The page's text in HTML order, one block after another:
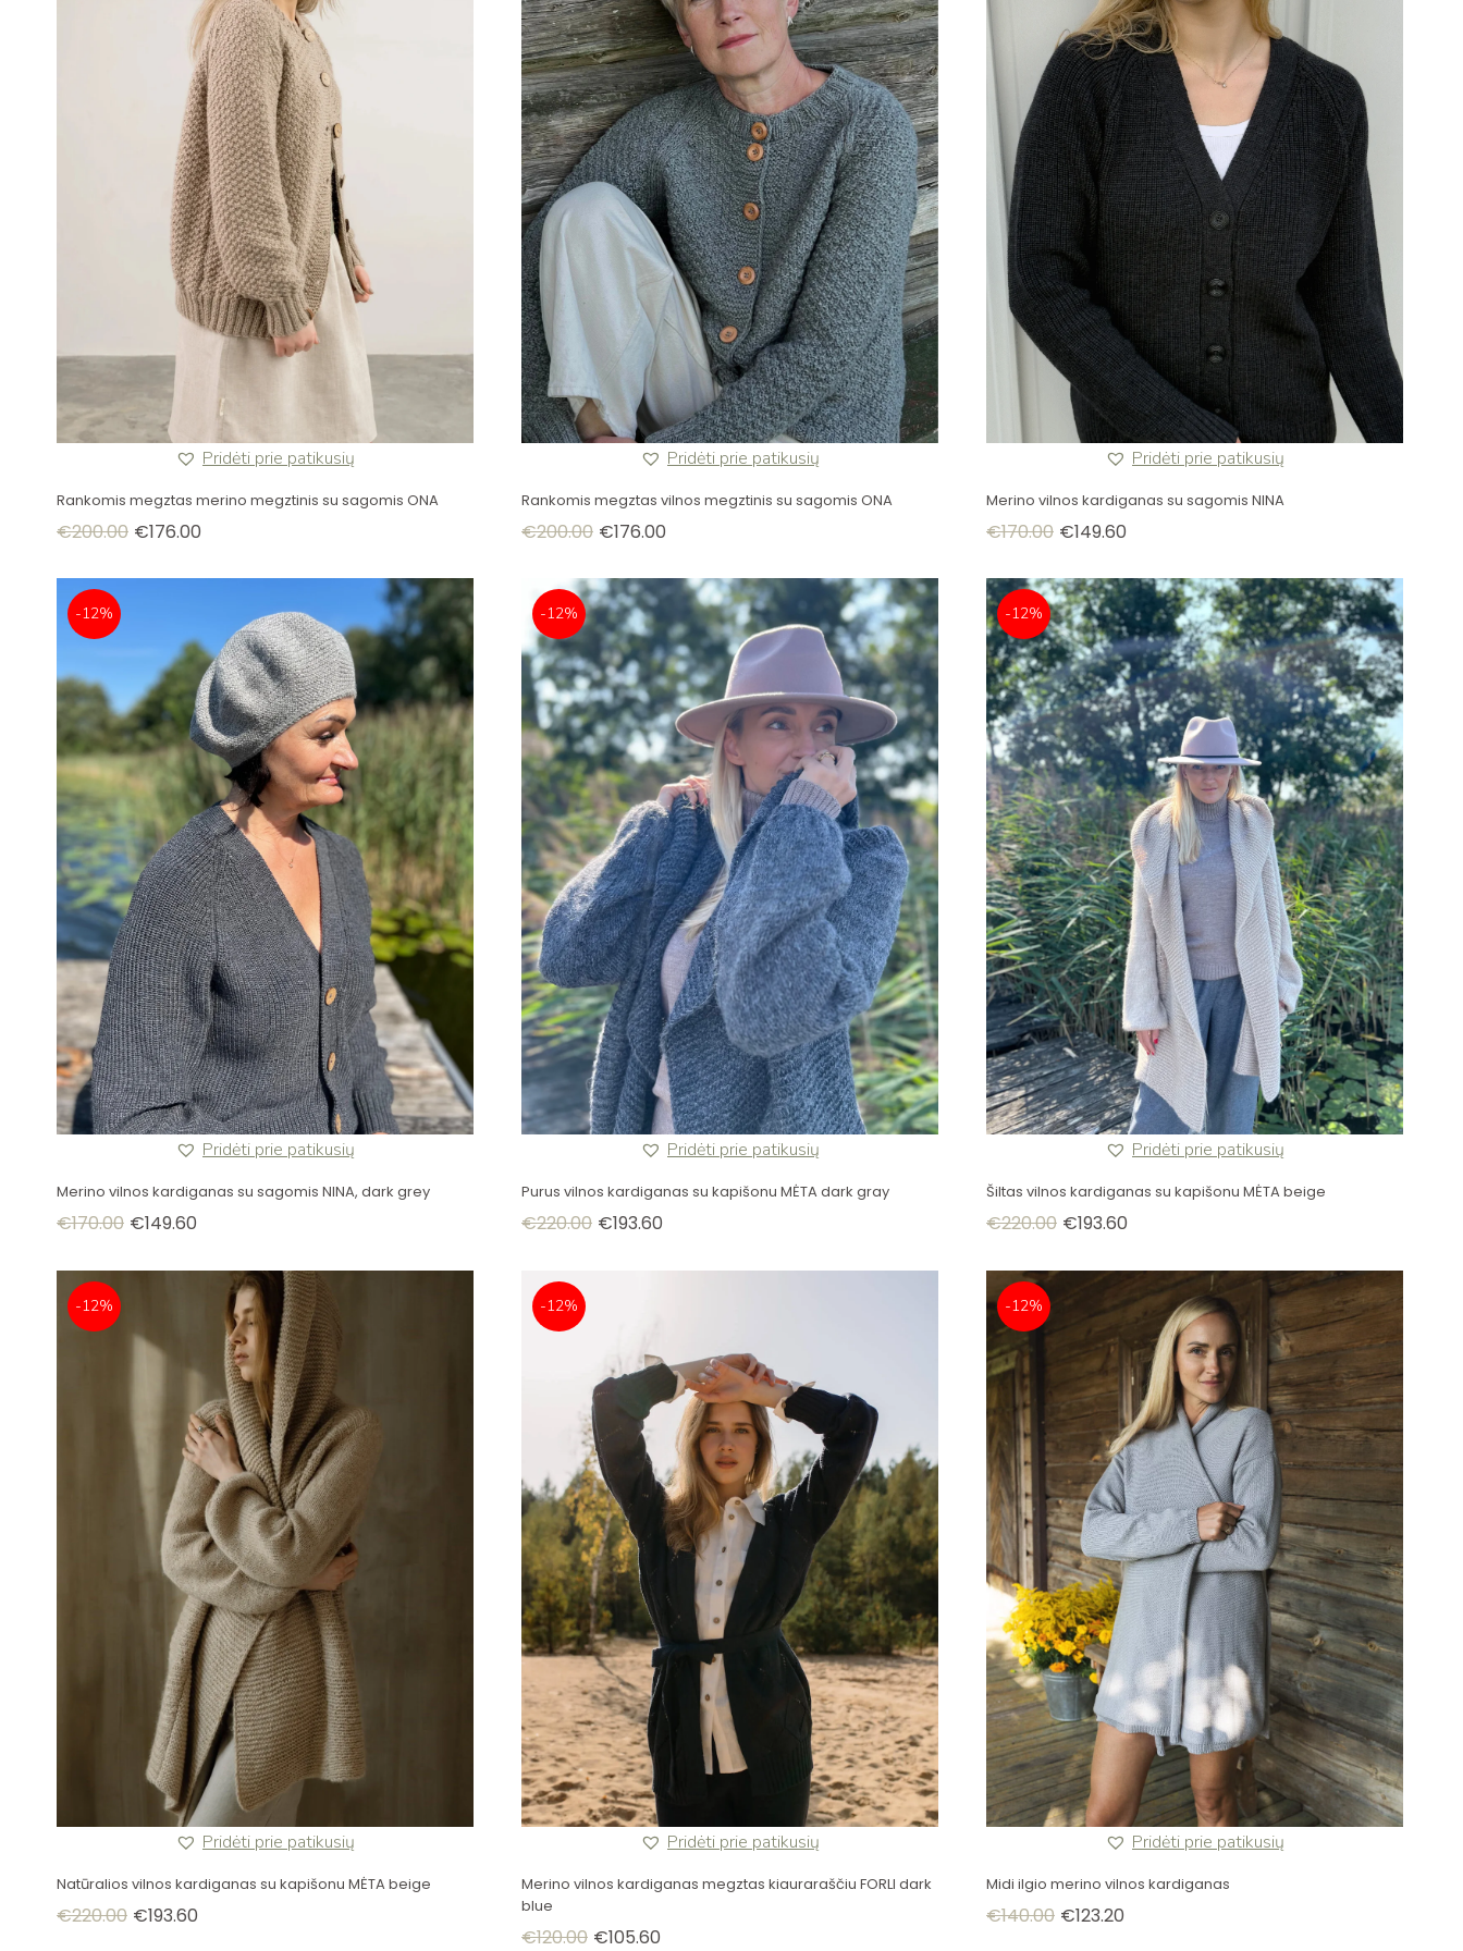
Pridėti prie patikusių
Rankomis megztas merino megztinis su sagomis ONA
€200.00 €176.00
Pridėti prie patikusių
Rankomis megztas vilnos megztinis su sagomis ONA
€200.00 €176.00
Pridėti prie patikusių
Merino vilnos kardiganas su sagomis NINA
€170.00 €149.60
-12%
Pridėti prie patikusių
Merino vilnos kardiganas su sagomis NINA, dark grey
€170.00 €149.60
-12%
Pridėti prie patikusių
Purus vilnos kardiganas su kapišonu MĖTA dark gray
€220.00 €193.60
-12%
Pridėti prie patikusių
Šiltas vilnos kardiganas su kapišonu MĖTA beige
€220.00 €193.60
-12%
Pridėti prie patikusių
Natūralios vilnos kardiganas su kapišonu MĖTA beige
€220.00 €193.60
-12%
Pridėti prie patikusių
Merino vilnos kardiganas megztas kiauraraščiu FORLI dark
blue
€120.00 €105.60
-12%
Pridėti prie patikusių
Midi ilgio merino vilnos kardiganas
€140.00 €123.20